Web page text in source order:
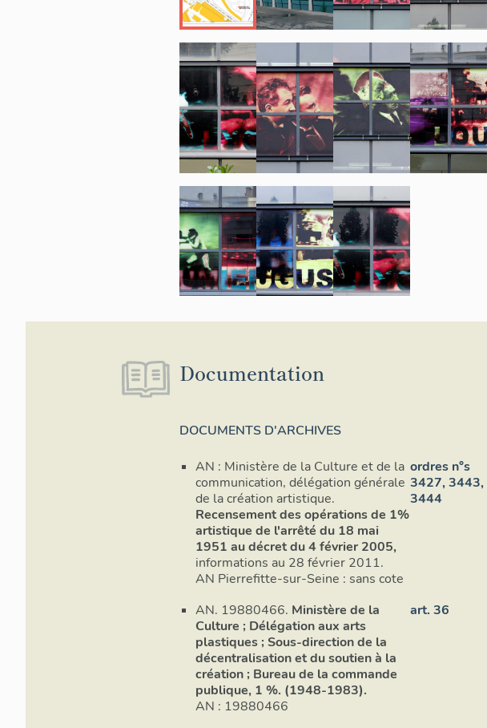
Documentation
DOCUMENTS D'ARCHIVES
AN : Ministère de la Culture et de la
communication, délégation générale
de la création artistique.
Recensement des opérations de 1%
artistique de l'arrêté du 18 mai
1951 au décret du 4 février 2005,
informations au 28 février 2011.
AN Pierrefitte-sur-Seine : sans cote
ordres n°s
3427, 3443,
3444
AN. 19880466. Ministère de la
Culture ; Délégation aux arts
plastiques ; Sous-direction de la
décentralisation et du soutien à la
création ; Bureau de la commande
publique, 1 %. (1948-1983).
AN : 19880466
art. 36